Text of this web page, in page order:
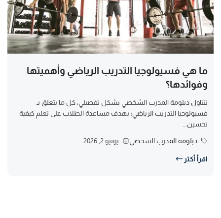
ما هي فسيولوجيا التدريب الرياضي وأهميتها
وفوائدها؟
تتناول دبلومة المدرب الشخصي بشكل تفصيلي، كل ما يتعلق بـ
فسيولوجيا التدريب الرياضي؛ بهدف مساعدة الطلاب على تعلم كيفية
تحسين...
دبلومة المدرب الشخصي يونيو 2, 2026
اقرأ أكثر